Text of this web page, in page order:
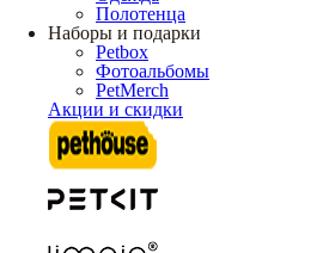
Полотенца
Наборы и подарки
Petbox
Фотоальбомы
PetMerch
Акции и скидки